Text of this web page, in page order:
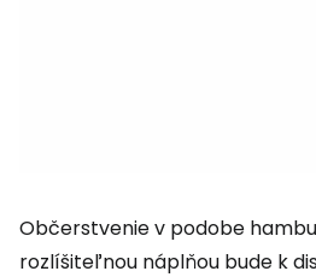
Občerstvenie v podobe
rozlíšiteľnou náplňou bude k